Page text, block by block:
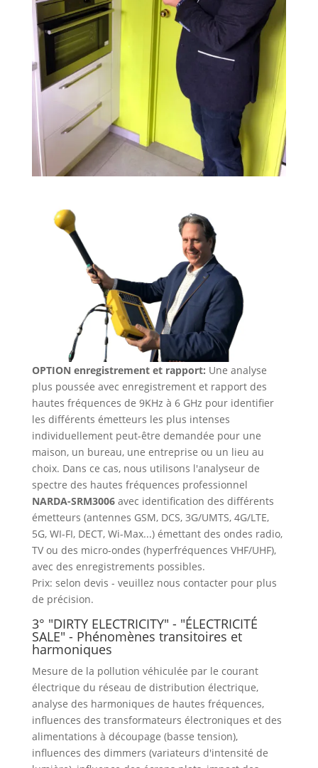
OPTION enregistrement et rapport: Une analyse
plus poussée avec enregistrement et rapport des
hautes fréquences de 9KHz à 6 GHz pour identifier
les différents émetteurs les plus intenses
individuellement peut-être demandée pour une
maison, un bureau, une entreprise ou un lieu au
choix. Dans ce cas, nous utilisons l'analyseur de
spectre des hautes fréquences professionnel
NARDA-SRM3006avec identification des différents
émetteurs (antennes GSM, DCS, 3G/UMTS, 4G/LTE,
5G, WI-FI, DECT, Wi-Max...) émettant des ondes radio,
TV ou des micro-ondes (hyperfréquences VHF/UHF),
avec des enregistrements possibles.
Prix: selon devis - veuillez nous contacter pour plus
de précision.
3° "DIRTY ELECTRICITY" - "ÉLECTRICITÉ
SALE" - Phénomènes transitoires et
harmoniques
Mesure de la pollution véhiculée par le courant
électrique du réseau de distribution électrique,
analyse des harmoniques de hautes fréquences,
influences des transformateurs électroniques et des
alimentations à découpage (basse tension),
influences des dimmers (variateurs d'intensité de